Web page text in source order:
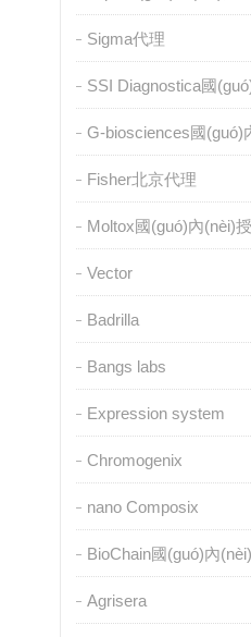
Sigma代理
Fisher北京代理
Vector
Badrilla
Bangs labs
Expression system
Chromogenix
nano Composix
Agrisera